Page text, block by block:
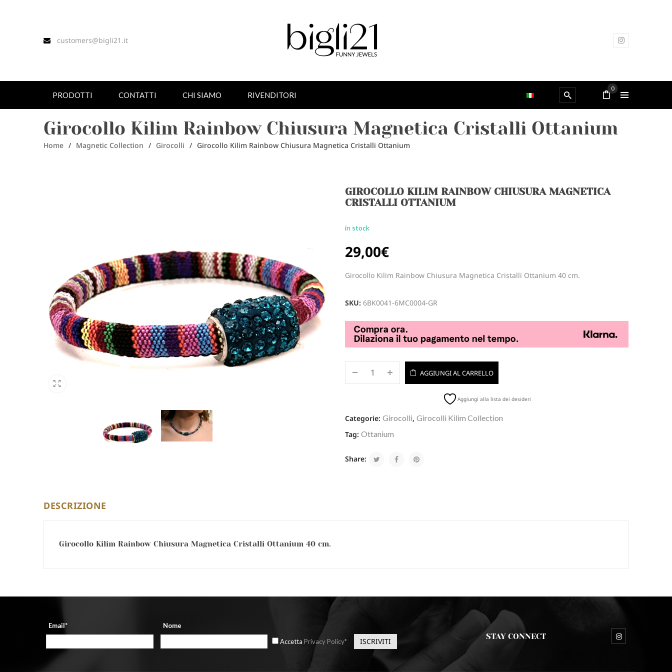
customers@bigli21.it
PRODOTTI CONTATTI CHI SIAMO RIVENDITORI
0
Girocollo Kilim Rainbow Chiusura Magnetica Cristalli Ottanium
Home / Magnetic Collection / Girocolli / Girocollo Kilim Rainbow Chiusura Magnetica Cristalli Ottanium
GIROCOLLO KILIM RAINBOW CHIUSURA MAGNETICA
CRISTALLI OTTANIUM
in stock
29,00€
Girocollo Kilim Rainbow Chiusura Magnetica Cristalli Ottanium 40 cm.
SKU:6BK0041-6MC0004-GR
AGGIUNGI AL CARRELLO
Aggiungi alla lista dei desideri
Categorie:Girocolli,Girocolli Kilim Collection
Tag:Ottanium
Share:
DESCRIZIONE
Girocollo Kilim Rainbow Chiusura Magnetica Cristalli Ottanium 40 cm.
Email*
Nome
Accetta Privacy Policy*
STAY CONNECT